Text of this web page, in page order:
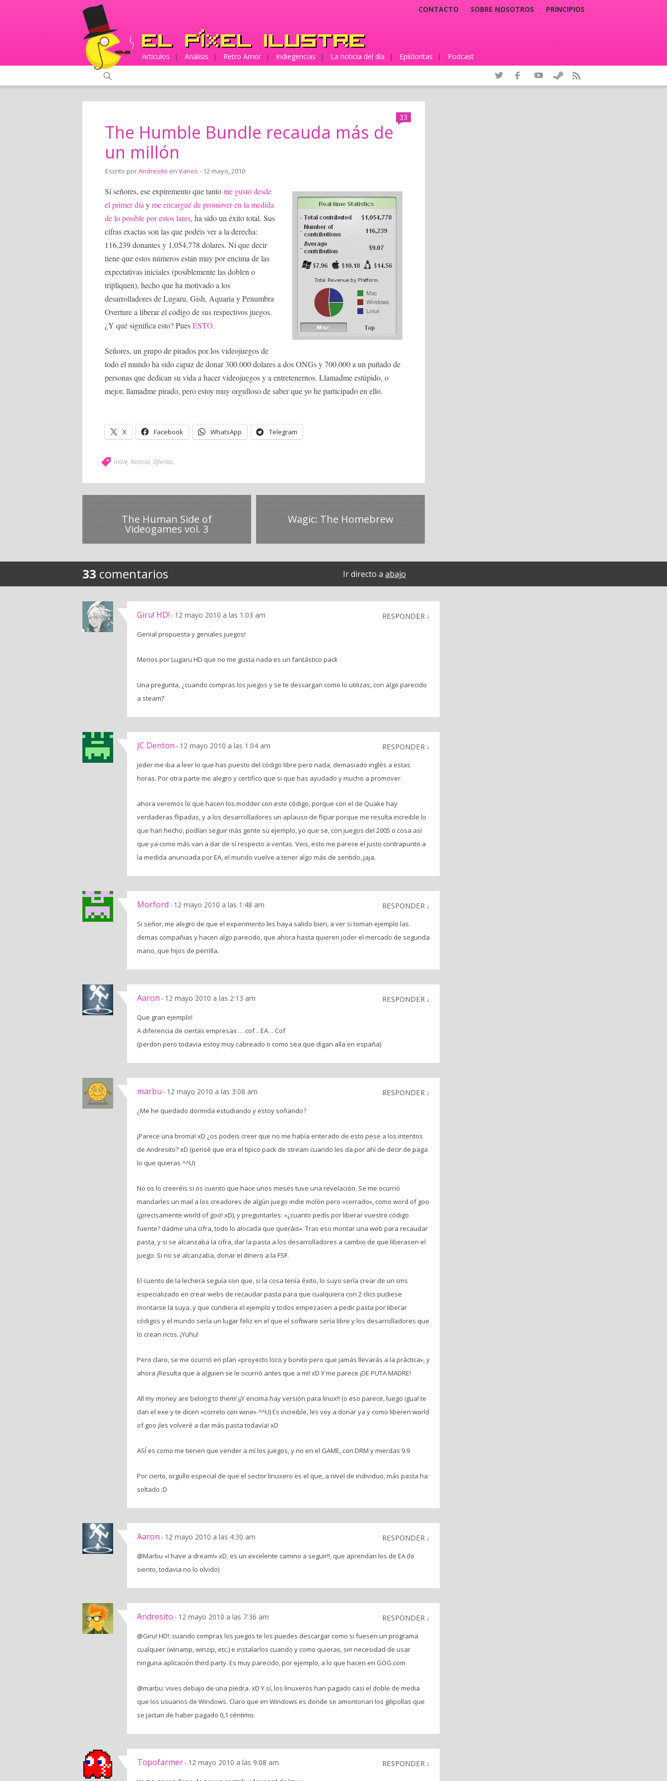
CONTACTO SOBRE NOSOTROS PRINCIPIOS
Artículos | Análisis | Retro Amor | Indiegencias | La noticia del día | Epildoritas | Podcast
33
The Humble Bundle recauda más de
un millón
Escrito porAndresito en Varios - 12 mayo, 2010
Sí señores, ese expiremento que tantome gustó desde
el primer día yme encargué de promover en la medida
de lo posible por estos lares, ha sido un éxito total. Sus
cifras exactas son las que podéis ver a la derecha:
116,239 donantes y 1,054,778 dolares. Ni que decir
tiene que estos números están muy por encima de las
expectativas iniciales (posiblemente las doblen o
tripliquen), hecho que ha motivado a los
desarrolladores de Lugaru, Gish, Aquaria y Penumbra
Overture a liberar el código de sus respectivos juegos.
¿Y qué significa esto? PuesESTO.
Señores, un grupo de pirados por los videojuegos de
todo el mundo ha sido capaz de donar 300.000 dolares a dos ONGs y 700.000 a un puñado de
personas que dedican su vida a hacer videojuegos y a entretenernos. Llamadme estúpido, o
mejor, llamadme pirado, pero estoy muy orgulloso de saber que yo he participado en ello.
X Facebook WhatsApp Telegram
Indie, Noticia, Ofertas.
The Human Side of
Videogames vol. 3
Wagic: The Homebrew
33 comentarios Ir directo a abajo
Giru! HD! - 12 mayo 2010 a las 1:03 am RESPONDER ↓
Genial propuesta y geniales juegos!
Menos por Lugaru HD que no me gusta nada es un fantástico pack
Una pregunta, ¿cuando compras los juegos y se te descargan como lo utilizas, con algo parecido
a steam?
JC Denton - 12 mayo 2010 a las 1:04 am RESPONDER ↓
joder me iba a leer lo que has puesto del código libre pero nada, demasiado inglés a estas
horas. Por otra parte me alegro y certifico que si que has ayudado y mucho a promover.
ahora veremos lo que hacen los modder con este código, porque con el de Quake hay
verdaderas flipadas, y a los desarrolladores un aplauso de flipar porque me resulta increible lo
que han hecho, podían seguir más gente su ejemplo, yo que se, con juegos del 2005 o cosa así
que ya como más van a dar de sí respecto a ventas. Veis, esto me parece el justo contrapunto a
la medida anunciada por EA, el mundo vuelve a tener algo más de sentido, jaja.
Morford - 12 mayo 2010 a las 1:48 am RESPONDER ↓
Si señor, me alegro de que el experimento les haya salido bien, a ver si toman ejemplo las
demas compañias y hacen algo parecido, que ahora hasta quieren joder el mercado de segunda
mano, que hijos de perrilla.
Aaron - 12 mayo 2010 a las 2:13 am RESPONDER ↓
Que gran ejemplo!
A diferencia de ciertas empresas … cof .. EA… Cof
(perdon pero todavia estoy muy cabreado o como sea que digan alla en españa)
marbu - 12 mayo 2010 a las 3:08 am RESPONDER ↓
¿Me he quedado dormida estudiando y estoy soñando?
¡Parece una broma! xD ¿os podeis creer que no me había enterado de esto pese a los intentos
de Andresito? xD (pensé que era el tipico pack de stream cuando les da por ahí de decir de paga
lo que quieras ^^U)
No os lo creeréis si os cuento que hace unos meses tuve una revelación. Se me ocurrió
mandarles un mail a los creadores de algún juego indie molón pero «cerrado», como word of goo
(¡precisamente world of goo! xD), y preguntarles: «¿cuanto pedís por liberar vuestro código
fuente? dadme una cifra, todo lo alocada que queráis». Tras eso montar una web para recaudar
pasta, y si se alcanzaba la cifra, dar la pasta a los desarrolladores a cambio de que liberasen el
juego. Si no se alcanzaba, donar el dinero a la FSF.
El cuento de la lechera seguía con que, si la cosa tenía éxito, lo suyo sería crear de un cms
especializado en crear webs de recaudar pasta para que cualquiera con 2 clics pudiese
montarse la suya, y que cundiera el ejemplo y todos empezasen a pedir pasta por liberar
códigos y el mundo sería un lugar feliz en el que el software sería libre y los desarrolladores que
lo crean ricos. ¡Yuhu!
Pero claro, se me ocurrió en plan «proyecto loco y bonito pero que jamás llevarás a la práctica», y
ahora ¡Resulta que a alguien se le ocurrió antes que a mi! xD Y me parece ¡DE PUTA MADRE!
All my money are belong to them! ¡¡Y encima hay versión para linux!! (o eso parece, luego igual te
dan el exe y te dicen «correlo con wine» ^^U) Es increible, les voy a donar ya y como liberen world
of goo ¡les volveré a dar más pasta todavía! xD
ASÍ es como me tienen que vender a mí los juegos, y no en el GAME, con DRM y mierdas 9.9
Por cierto, orgullo especial de que el sector linuxero es el que, a nivel de individuo, más pasta ha
soltado ;D
Aaron - 12 mayo 2010 a las 4:30 am RESPONDER ↓
@Marbu «I have a dream!» xD, es un excelente camino a seguir!!, que aprendan los de EA (lo
siento, todavia no lo olvido)
Andresito - 12 mayo 2010 a las 7:36 am RESPONDER ↓
@Giru! HD!: cuando compras los juegos te los puedes descargar como si fuesen un programa
cualquier (winamp, winzip, etc.) e instalarlos cuando y como quieras, sin necesidad de usar
ninguna aplicación third party. Es muy parecido, por ejemplo, a lo que hacen en GOG.com
@marbu: vives debajo de una piedra. xD Y sí, los linuxeros han pagado casi el doble de media
que los usuarios de Windows. Claro que en Windows es donde se amontonan los gilipollas que
se jactan de haber pagado 0,1 céntimo.
Topofarmer- 12 mayo 2010 a las 9:08 am RESPONDER ↓